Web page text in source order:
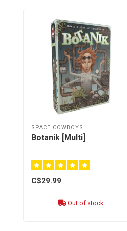
SPACE COWBOYS
Botanik [Multi]
C$29.99
Out of stock